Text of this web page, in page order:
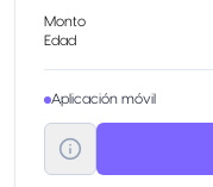
Monto
Edad
Aplicación móvil